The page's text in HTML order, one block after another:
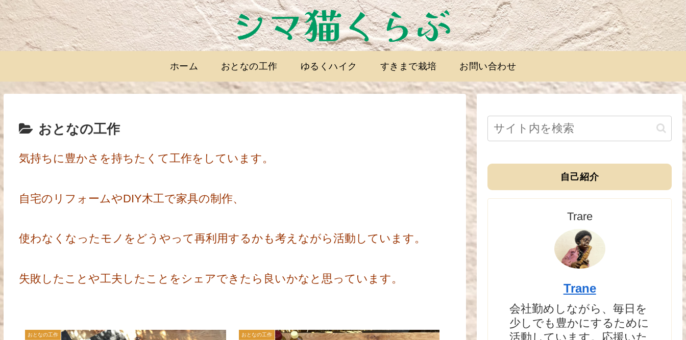
ホーム おとなの工作 ゆるくハイク すきまで栽培 お問い合わせ
おとなの工作
気持ちに豊かさを持ちたくて工作をしています。
自宅のリフォームやDIY木工で家具の制作、
使わなくなったモノをどうやって再利用するかも考えながら活動しています。
失敗したことや工夫したことをシェアできたら良いかなと思っています。
おとなの工作 おとなの工作
自己紹介
Trare
Trane
会社勤めしながら、毎日を
少しでも豊かにするために
活動しています。応援いた